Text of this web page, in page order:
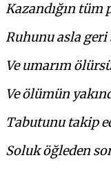
Kazandığın tüm
Ruhunu asla geri
Ve umarım
Ve ölümün
Tabutunu takip
Soluk öğleden